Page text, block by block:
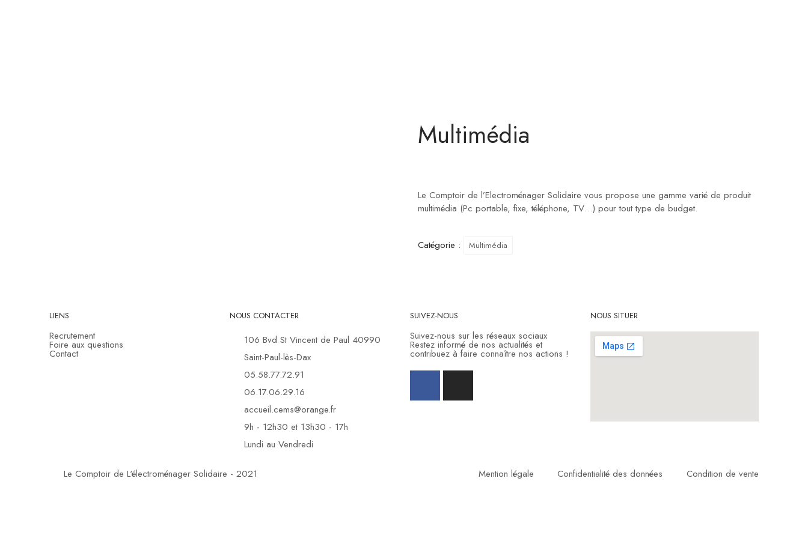
Multimédia
Le Comptoir de l’Electroménager Solidaire vous propose une gamme varié de produit
multimédia (Pc portable, fixe, téléphone, TV…) pour tout type de budget.
Catégorie : Multimédia
LIENS
Recrutement
Foire aux questions
Contact
NOUS CONTACTER
106 Bvd St Vincent de Paul 40990
Saint-Paul-lès-Dax
05.58.77.72.91
06.17.06.29.16
accueil.cems@orange.fr
9h - 12h30 et 13h30 - 17h
Lundi au Vendredi
SUIVEZ-NOUS
Suivez-nous sur les réseaux sociaux
Restez informé de nos actualités et
contribuez à faire connaître nos actions !
NOUS SITUER
Le Comptoir de L'électroménager Solidaire - 2021 Mention légale Confidentialité des données Condition de vente